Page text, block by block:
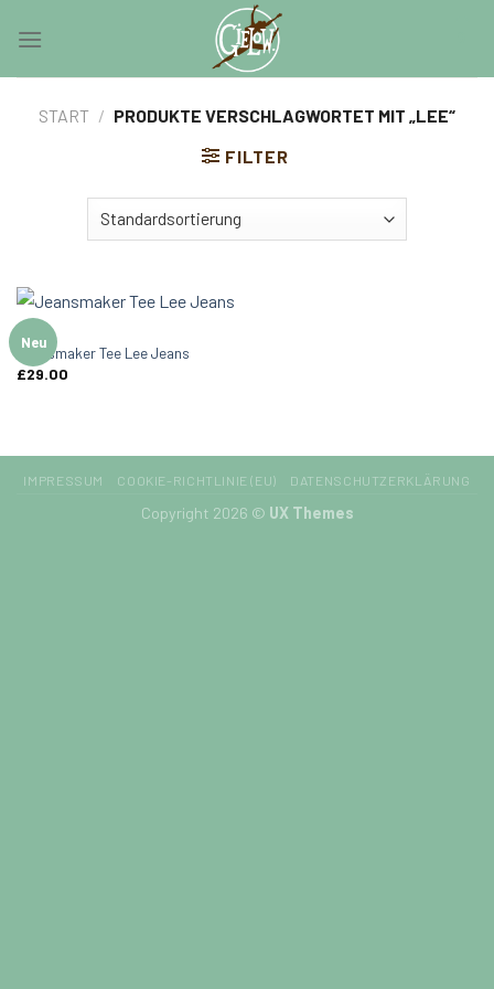
START / PRODUKTE VERSCHLAGWORTET MIT „LEE“
FILTER
Neu
Jeansmaker Tee Lee Jeans
£29.00
IMPRESSUM COOKIE-RICHTLINIE (EU) DATENSCHUTZERKLÄRUNG
Copyright 2026 © UX Themes